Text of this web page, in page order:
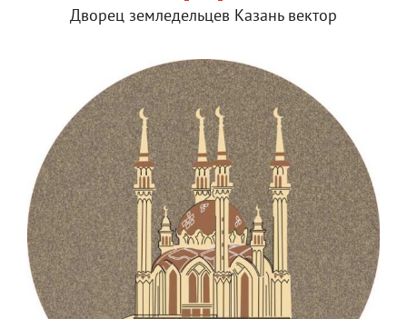
Дворец земледельцев Казань вектор